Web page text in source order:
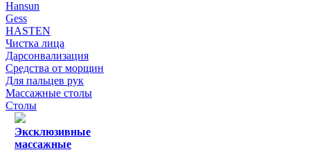
Hansun
Gess
HASTEN
Чистка лица
Дарсонвализация
Средства от морщин
Для пальцев рук
Массажные столы
Столы
Эксклюзивные
массажные